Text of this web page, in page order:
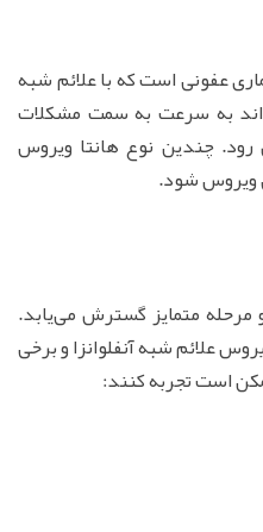
عفونی است که با علائم شبه
به سرعت به سمت مشکلات
چندین نوع هانتا ویروس
ویروس شود.
متمایز گسترش می‌یابد.
علائم شبه آنفلوانزا و برخی
است تجربه کنند: